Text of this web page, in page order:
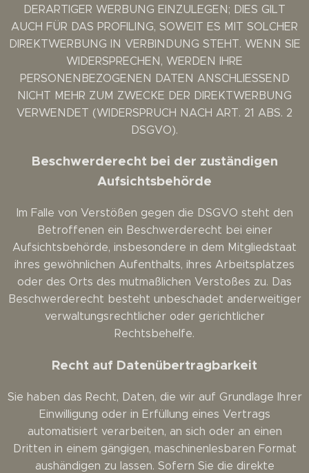
DERARTIGER WERBUNG EINZULEGEN; DIES GILT
AUCH FÜR DAS PROFILING, SOWEIT ES MIT SOLCHER
DIREKTWERBUNG IN VERBINDUNG STEHT. WENN SIE
WIDERSPRECHEN, WERDEN IHRE
PERSONENBEZOGENEN DATEN ANSCHLIESSEND
NICHT MEHR ZUM ZWECKE DER DIREKTWERBUNG
VERWENDET (WIDERSPRUCH NACH ART. 21 ABS. 2
DSGVO).
Beschwerde­recht bei der zuständigen
Aufsichts­behörde
Im Falle von Verstößen gegen die DSGVO steht den
Betroffenen ein Beschwerderecht bei einer
Aufsichtsbehörde, insbesondere in dem Mitgliedstaat
ihres gewöhnlichen Aufenthalts, ihres Arbeitsplatzes
oder des Orts des mutmaßlichen Verstoßes zu. Das
Beschwerderecht besteht unbeschadet anderweitiger
verwaltungsrechtlicher oder gerichtlicher
Rechtsbehelfe.
Recht auf Daten­übertrag­barkeit
Sie haben das Recht, Daten, die wir auf Grundlage Ihrer
Einwilligung oder in Erfüllung eines Vertrags
automatisiert verarbeiten, an sich oder an einen
Dritten in einem gängigen, maschinenlesbaren Format
aushändigen zu lassen. Sofern Sie die direkte